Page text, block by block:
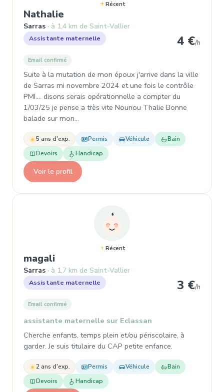
Récent
Nathalie
Sarras à 1,4 km de Saint-Vallier
Assistante maternelle 4 €/h
Email confirmé
Suite à la mutation de mon époux j'arrive dans la ville
de Sarras mi novembre 2024 et une fois le contrôle
PMI…. disons serais opérationnelle a compter du
1/03/25 je pense a très vite Nounou Thalie Bonne
balade sur mon…
5 ans d'exp. Permis Véhicule
Bain
Devoirs
Handicap
Voir le profil
Récent
magali
Sarras à 1,7 km de Saint-Vallier
Assistante maternelle 3 €/h
Email confirmé
assistante maternelle sur Eclassan
Cherche enfants, temps plein et/ou périscolaire, à
garder. Je suis titulaire du CAP petite enfance.
2 ans d'exp. Permis Véhicule
Bain
Devoirs
Handicap